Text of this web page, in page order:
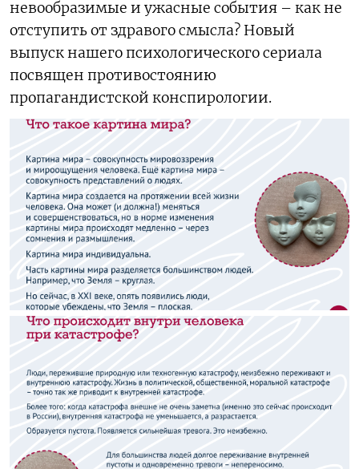
невообразимые и ужасные события – как не
отступить от здравого смысла? Новый
выпуск нашего психологического сериала
посвящен противостоянию
пропагандистской конспирологии.